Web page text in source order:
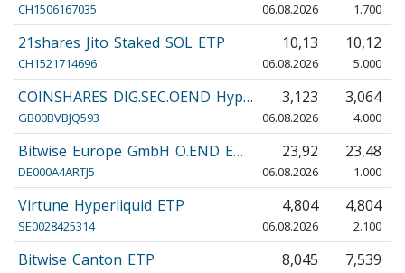
CH1506167035 06.08.2026 1.700
21shares Jito Staked SOL ETP
CH1521714696
10,13
06.08.2026
10,12
5.000
COINSHARES DIG.SEC.OEND Hyp…
GB00BVBJQ593
3,123
06.08.2026
3,064
4.000
Bitwise Europe GmbH O.END E…
DE000A4ARTJ5
23,92
06.08.2026
23,48
1.000
Virtune Hyperliquid ETP
SE0028425314
4,804
06.08.2026
4,804
2.100
Bitwise Canton ETP 8,045 7,539